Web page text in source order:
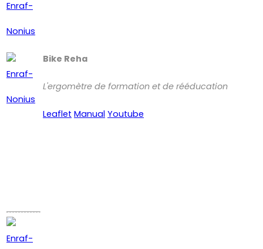
Bike Reha
L'ergomètre de formation et de rééducation
Leaflet Manual Youtube